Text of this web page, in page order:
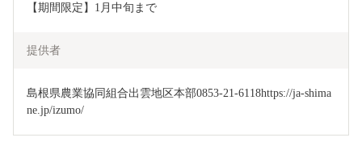
【期間限定】1月中旬まで
提供者
島根県農業協同組合出雲地区本部0853-21-6118https://ja-shima
ne.jp/izumo/